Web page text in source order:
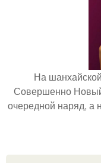
На
Совершенно
очередной наряд, а